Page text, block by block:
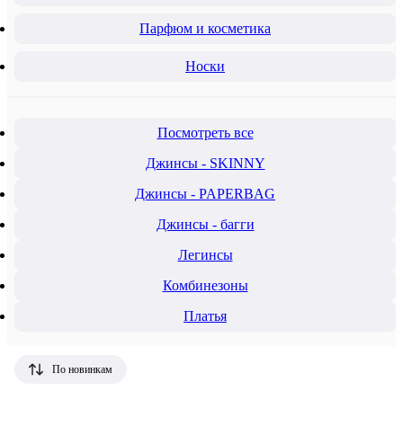
Парфюм и косметика
Носки
Посмотреть все
Джинсы - SKINNY
Джинсы - PAPERBAG
Джинсы - багги
Легинсы
Комбинезоны
Платья
По новинкам